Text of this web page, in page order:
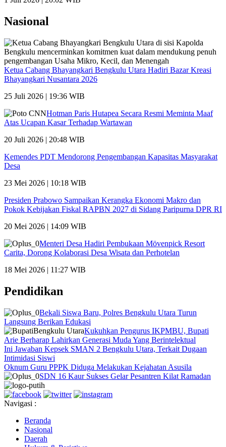
Nasional
Ketua Cabang Bhayangkari Bengkulu Utara Hadiri Bazar Kreasi
Bhayangkari Nusantara 2026
25 Juli 2026 | 19:36 WIB
Hotman Paris Hutapea Secara Resmi Meminta Maaf
Atas Ucapan Kasar Terhadap Wartawan
20 Juli 2026 | 20:48 WIB
Kemendes PDT Mendorong Pengembangan Kapasitas Masyarakat
Desa
23 Mei 2026 | 10:18 WIB
Presiden Prabowo Sampaikan Kerangka Ekonomi Makro dan
Pokok Kebijakan Fiskal RAPBN 2027 di Sidang Paripurna DPR RI
20 Mei 2026 | 14:09 WIB
Menteri Desa Hadiri Pembukaan Mövenpick Resort
Carita, Dorong Kolaborasi Desa Wisata dan Perhotelan
18 Mei 2026 | 11:27 WIB
Pendidikan
Bekali Siswa Baru, Polres Bengkulu Utara Turun
Langsung Berikan Edukasi
Kukuhkan Pengurus IKPMBU, Bupati
Arie Berharap Lahirkan Generasi Muda Yang Berintelektual
Ini Jawaban Kepsek SMAN 2 Bengkulu Utara, Terkait Dugaan
Intimidasi Siswi
Oknum Guru PPPK Diduga Melakukan Kejahatan Asusila
SDN 16 Kaur Sukses Gelar Pesantren Kilat Ramadan
Navigasi :
Beranda
Nasional
Daerah